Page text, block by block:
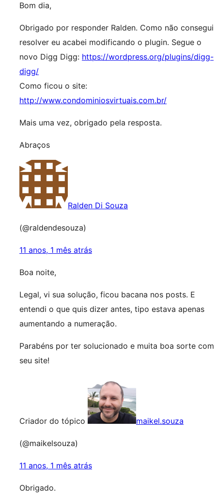
Bom dia,
Obrigado por responder Ralden. Como não consegui
resolver eu acabei modificando o plugin. Segue o
novo Digg Digg: https://wordpress.org/plugins/digg-
digg/
Como ficou o site:
http://www.condominiosvirtuais.com.br/
Mais uma vez, obrigado pela resposta.
Abraços
Ralden Di Souza
(@raldendesouza)
11 anos, 1 mês atrás
Boa noite,
Legal, vi sua solução, ficou bacana nos posts. E
entendi o que quis dizer antes, tipo estava apenas
aumentando a numeração.
Parabéns por ter solucionado e muita boa sorte com
seu site!
Criador do tópico maikel.souza
(@maikelsouza)
11 anos, 1 mês atrás
Obrigado.